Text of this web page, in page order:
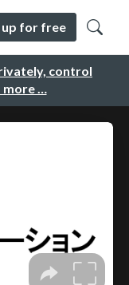
control
more …
up for free